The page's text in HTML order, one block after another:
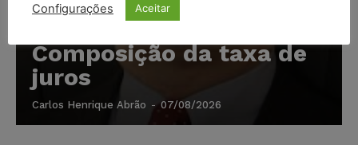
Composição da taxa de
juros
Carlos Henrique Abrão - 07/08/2026
Configurações Aceitar